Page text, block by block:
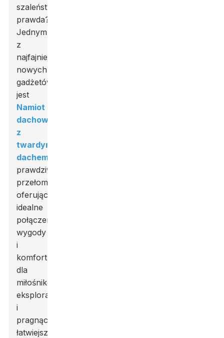
szaleństwo,
prawda?
Jednym
z
najfajniejszych
nowych
gadżetów
jest
Namiot
dachowy
z
twardym
dachem
prawdziwy
przełom,
oferujący
idealne
połączenie
wygody
i
komfortu
dla
miłośników
eksploracji
i
pragnących
łatwiejszego